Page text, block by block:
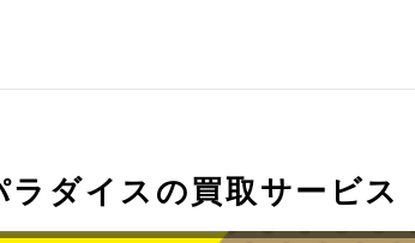
ラダイスの買取サービス